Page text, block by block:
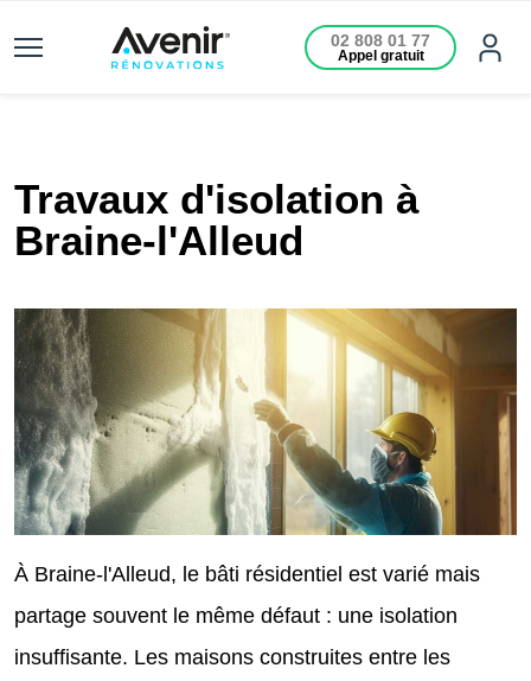
02 808 01 77
Appel gratuit
Travaux d'isolation à
Braine-l'Alleud
À Braine-l'Alleud, le bâti résidentiel est varié mais
partage souvent le même défaut : une isolation
insuffisante. Les maisons construites entre les